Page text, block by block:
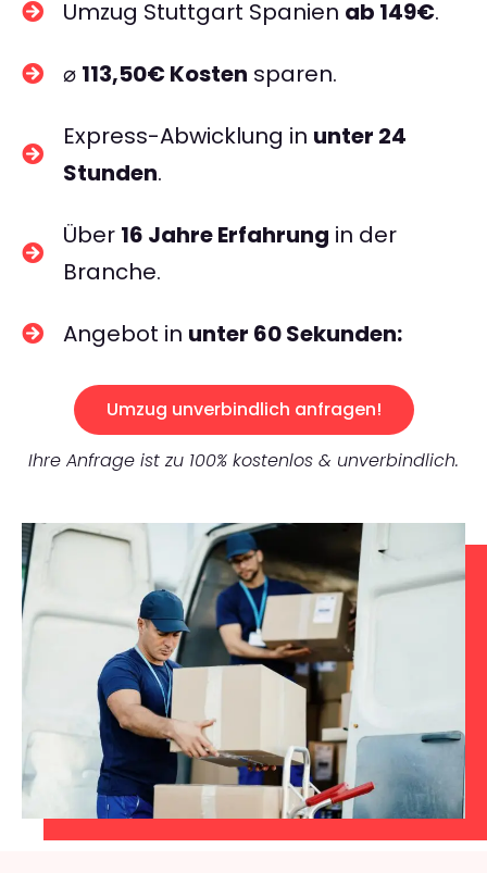
Umzug Stuttgart Spanien ab 149€.
⌀ 113,50€ Kosten sparen.
Express-Abwicklung in unter 24
Stunden.
Über 16 Jahre Erfahrung in der
Branche.
Angebot in unter 60 Sekunden:
Umzug unverbindlich anfragen!
Ihre Anfrage ist zu 100% kostenlos & unverbindlich.